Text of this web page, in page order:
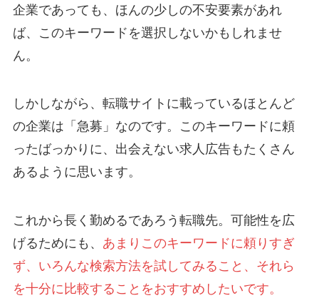
企業であっても、ほんの少しの不安要素があれ
ば、このキーワードを選択しないかもしれませ
ん。
しかしながら、転職サイトに載っているほとんど
の企業は「急募」なのです。このキーワードに頼
ったばっかりに、出会えない求人広告もたくさん
あるように思います。
これから長く勤めるであろう転職先。可能性を広
げるためにも、 あまりこのキーワードに頼りすぎ
ず、いろんな検索方法を試してみること、それら
を十分に比較することをおすすめしたいです。